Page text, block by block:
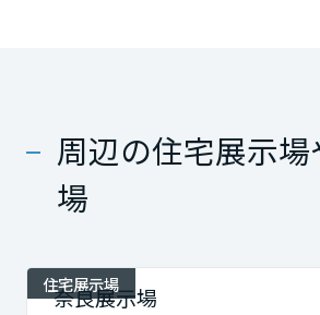
周辺の住宅展示
場
住宅展示場
奈良展示場